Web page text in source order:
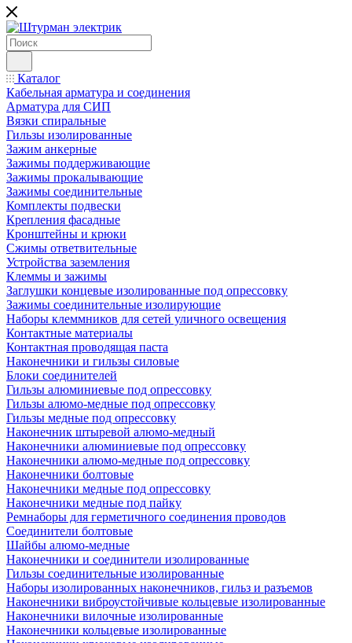
Каталог
Кабельная арматура и соединения
Арматура для СИП
Вязки спиральные
Гильзы изолированные
Зажим анкерные
Зажимы поддерживающие
Зажимы прокалывающие
Зажимы соединительные
Комплекты подвески
Крепления фасадные
Кронштейны и крюки
Сжимы ответвительные
Устройства заземления
Клеммы и зажимы
Заглушки концевые изолированные под опрессовку
Зажимы соединительные изолирующие
Наборы клеммников для сетей уличного освещения
Контактные материалы
Контактная проводящая паста
Наконечники и гильзы силовые
Блоки соединителей
Гильзы алюминиевые под опрессовку
Гильзы алюмо-медные под опрессовку
Гильзы медные под опрессовку
Наконечник штыревой алюмо-медный
Наконечники алюминиевые под опрессовку
Наконечники алюмо-медные под опрессовку
Наконечники болтовые
Наконечники медные под опрессовку
Наконечники медные под пайку
Ремнаборы для герметичного соединения проводов
Соединители болтовые
Шайбы алюмо-медные
Наконечники и соединители изолированные
Гильзы соединительные изолированные
Наборы изолированных наконечников, гильз и разъемов
Наконечники виброустойчивые кольцевые изолированные
Наконечники вилочные изолированные
Наконечники кольцевые изолированные